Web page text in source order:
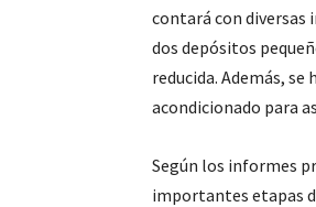
contará con diversas
dos depósitos
reducida. Además,
acondicionado para
Según los informes
importantes etapas